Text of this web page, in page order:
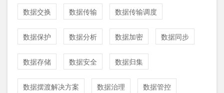
数据交换 数据传输 数据传输调度
数据保护 数据分析 数据加密 数据同步
数据存储 数据安全 数据归集
数据摆渡解决方案 数据治理 数据管控